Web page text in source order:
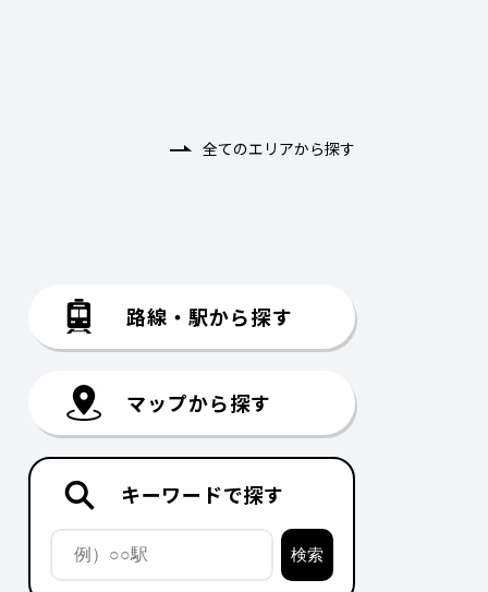
全てのエリアから探す
路線・駅から探す
マップから探す
キーワードで探す